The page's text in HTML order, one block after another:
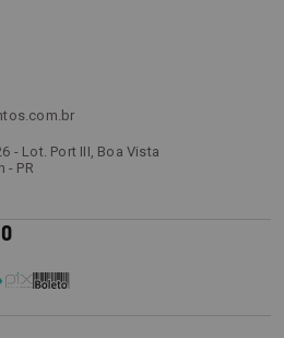
- Lot. Port III, Boa Vista
- PR